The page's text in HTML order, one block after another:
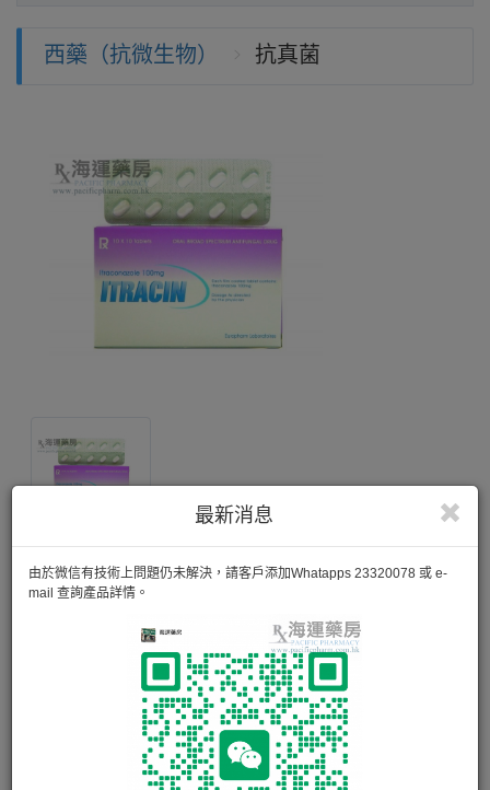
最新消息
由於微信有技術上問題仍未解決，請客戶添加Whatapps 23320078 或 e-
mail 查詢產品詳情。
西藥（抗微生物） 抗真菌
ITRACIN TAB
用於全身或局部性真菌感染，例如皮膚癬、頭癬、肺部
Aspergillosis、口腔. . . . . .